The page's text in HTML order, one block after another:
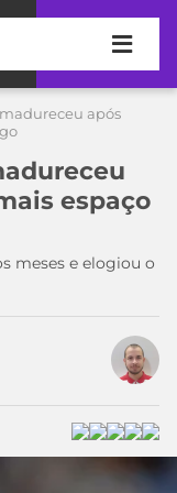
após
espaço
meses e elogiou o